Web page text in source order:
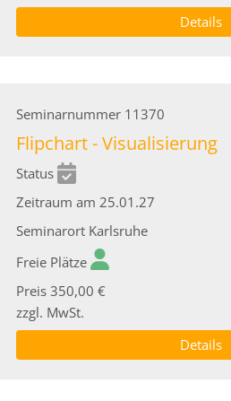
Details
Seminarnummer 11370
Flipchart - Visualisierung
Status
Zeitraum am 25.01.27
Seminarort Karlsruhe
Freie Plätze
Preis 350,00 €
zzgl. MwSt.
Details